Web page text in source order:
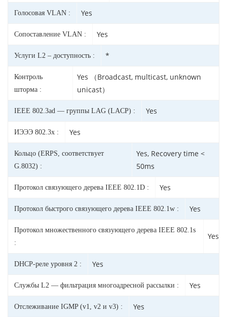
Голосовая VLAN : Yes
Сопоставление VLAN : Yes
Услуги L2 – доступность : *
Контроль
шторма :
Yes （Broadcast, multicast, unknown
unicast）
IEEE 802.3ad — группы LAG (LACP) : Yes
ИЭЭЭ 802.3x : Yes
Кольцо (ERPS, соответствует
G.8032) :
Yes, Recovery time <
50ms
Протокол связующего дерева IEEE 802.1D : Yes
Протокол быстрого связующего дерева IEEE 802.1w : Yes
Протокол множественного связующего дерева IEEE 802.1s
:
Yes
DHCP-реле уровня 2 : Yes
Службы L2 — фильтрация многоадресной рассылки : Yes
Отслеживание IGMP (v1, v2 и v3) : Yes